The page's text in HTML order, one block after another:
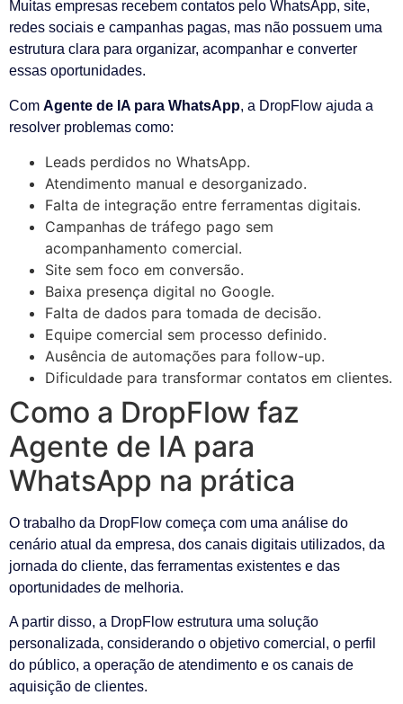
Muitas empresas recebem contatos pelo WhatsApp, site,
redes sociais e campanhas pagas, mas não possuem uma
estrutura clara para organizar, acompanhar e converter
essas oportunidades.
Com Agente de IA para WhatsApp, a DropFlow ajuda a
resolver problemas como:
Leads perdidos no WhatsApp.
Atendimento manual e desorganizado.
Falta de integração entre ferramentas digitais.
Campanhas de tráfego pago sem
acompanhamento comercial.
Site sem foco em conversão.
Baixa presença digital no Google.
Falta de dados para tomada de decisão.
Equipe comercial sem processo definido.
Ausência de automações para follow-up.
Dificuldade para transformar contatos em clientes.
Como a DropFlow faz
Agente de IA para
WhatsApp na prática
O trabalho da DropFlow começa com uma análise do
cenário atual da empresa, dos canais digitais utilizados, da
jornada do cliente, das ferramentas existentes e das
oportunidades de melhoria.
A partir disso, a DropFlow estrutura uma solução
personalizada, considerando o objetivo comercial, o perfil
do público, a operação de atendimento e os canais de
aquisição de clientes.